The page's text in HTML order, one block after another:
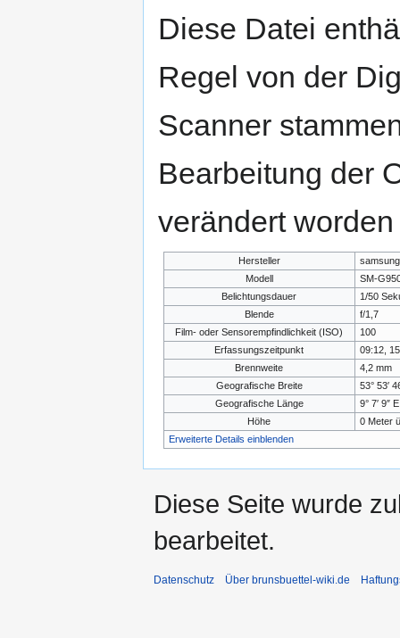
Diese Datei
Regel von der
Scanner
Bearbeitung der
verändert
Hersteller
samsung
Modell
SM-
Belichtungsdauer
1/50
Blende
f/1,7
Film- oder Sensorempfindlichkeit (ISO)
100
Erfassungszeitpunkt
09:12,
Brennweite
4,2 mm
Geografische Breite
53° 53′
Geografische Länge
9° 7′ 9″ E
Höhe
0 Meter
Erweiterte Details einblenden
Diese Seite wurde
bearbeitet.
Datenschutz Über brunsbuettel-wiki.de